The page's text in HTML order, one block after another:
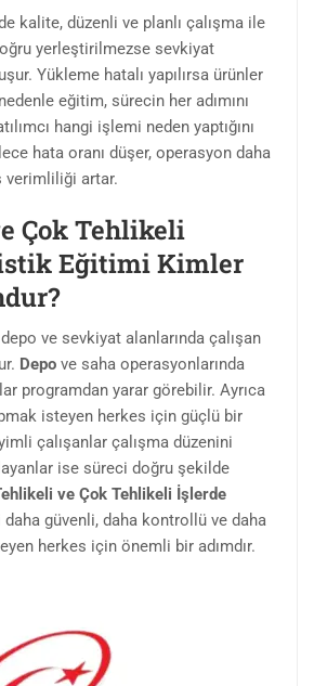
kalite, düzenli ve planlı çalışma ile
yerleştirilmezse sevkiyat
Yükleme hatalı yapılırsa ürünler
eğitim, sürecin her adımını
hangi işlemi neden yaptığını
hata oranı düşer, operasyon daha
verimliliği artar.
Çok Tehlikeli
Eğitimi Kimler
ve sevkiyat alanlarında çalışan
Depo ve saha operasyonlarında
programdan yarar görebilir. Ayrıca
isteyen herkes için güçlü bir
çalışanlar çalışma düzenini
ise süreci doğru şekilde
ve Çok Tehlikeli İşlerde
daha güvenli, daha kontrollü ve daha
herkes için önemli bir adımdır.